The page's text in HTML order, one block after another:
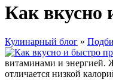
Как вкусно
Кулинарный блог »
витаминами и энергией.
отличается низкой